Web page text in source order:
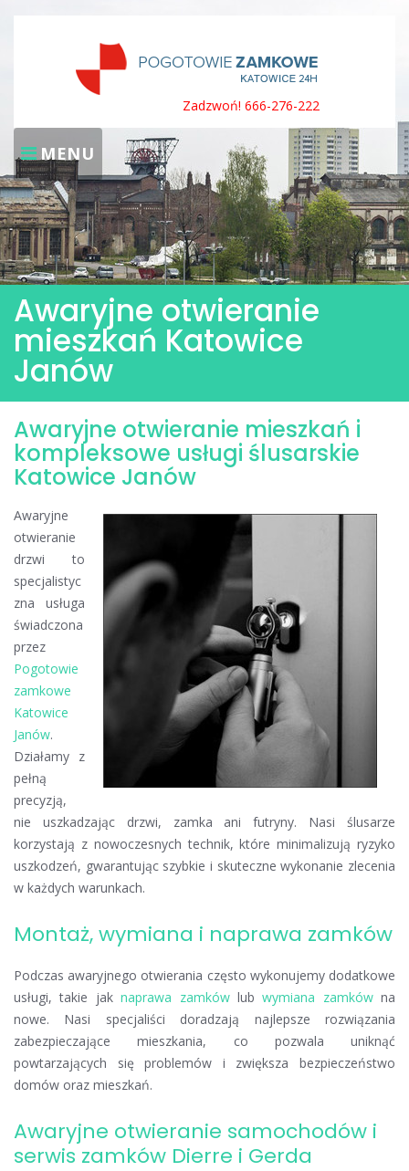
Zadzwoń! 666-276-222
MENU
Awaryjne otwieranie
mieszkań Katowice
Janów
Awaryjne
otwieranie
mieszkań
Katowice
Janów
Awaryjne otwieranie mieszkań i
kompleksowe usługi ślusarskie
Katowice Janów
Awaryjne
otwieranie
drzwi to
specjalistyc
zna usługa
świadczona
przez
Pogotowie
zamkowe
Katowice
Janów.
Działamy z
pełną
precyzją,
nie uszkadzając drzwi, zamka ani futryny. Nasi ślusarze
korzystają z nowoczesnych technik, które minimalizują ryzyko
uszkodzeń, gwarantując szybkie i skuteczne wykonanie zlecenia
w każdych warunkach.
Montaż, wymiana i naprawa zamków
Podczas awaryjnego otwierania często wykonujemy dodatkowe
usługi, takie jaknaprawa zamkówlubwymiana zamkówna
nowe. Nasi specjaliści doradzają najlepsze rozwiązania
zabezpieczające mieszkania, co pozwala uniknąć
powtarzających się problemów i zwiększa bezpieczeństwo
domów oraz mieszkań.
Awaryjne otwieranie samochodów i
serwis zamków Dierre i Gerda